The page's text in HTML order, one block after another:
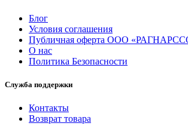
Блог
Условия соглашения
Публичная оферта ООО
О нас
Политика Безопасности
Служба поддержки
Контакты
Возврат товара